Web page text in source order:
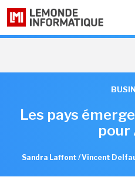
Les pays
pour
Sandra Laffont / Vincent